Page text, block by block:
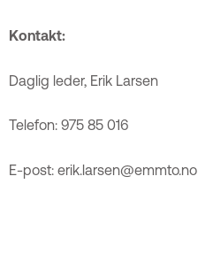
Kontakt:
Daglig leder, Erik Larsen
Telefon: 975 85 016
E-post: erik.larsen@emmto.no